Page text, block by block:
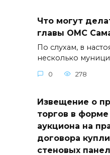
Что могут
главы ОМС
По слухам, в
несколько
0 278
Извещение о
торгов в
аукциона на
договора
стеновых